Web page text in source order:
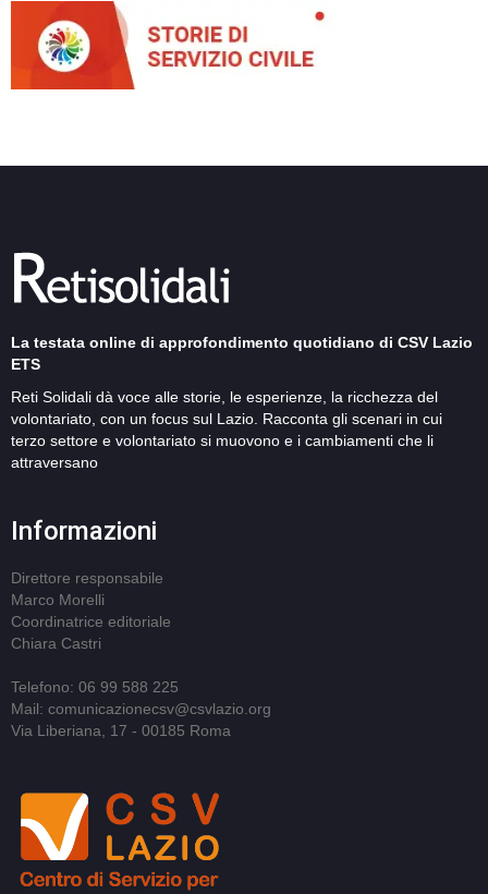
La testata online di approfondimento quotidiano di CSV Lazio
ETS
Reti Solidali dà voce alle storie, le esperienze, la ricchezza del
volontariato, con un focus sul Lazio. Racconta gli scenari in cui
terzo settore e volontariato si muovono e i cambiamenti che li
attraversano
Informazioni
Direttore responsabile
Marco Morelli
Coordinatrice editoriale
Chiara Castri
Telefono: 06 99 588 225
Mail: comunicazionecsv@csvlazio.org
Via Liberiana, 17 - 00185 Roma